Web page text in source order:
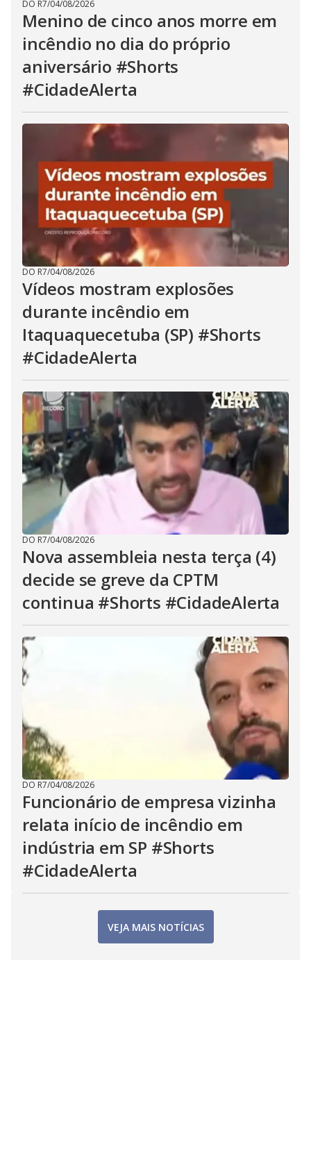
DO R7/04/08/2026
Menino de cinco anos morre em
incêndio no dia do próprio
aniversário #Shorts
#CidadeAlerta
DO R7/04/08/2026
Vídeos mostram explosões
durante incêndio em
Itaquaquecetuba (SP) #Shorts
#CidadeAlerta
DO R7/04/08/2026
Nova assembleia nesta terça (4)
decide se greve da CPTM
continua #Shorts #CidadeAlerta
DO R7/04/08/2026
Funcionário de empresa vizinha
relata início de incêndio em
indústria em SP #Shorts
#CidadeAlerta
VEJA MAIS NOTÍCIAS